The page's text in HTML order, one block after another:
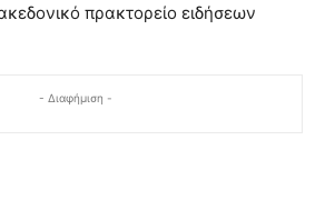
πρακτορείο ειδήσεων
- Διαφήμιση -